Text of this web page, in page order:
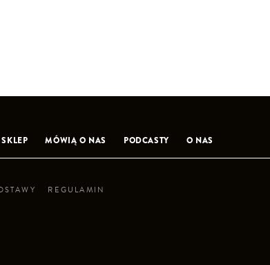
SKLEP MÓWIĄ O NAS PODCASTY O NAS
REGULAMIN